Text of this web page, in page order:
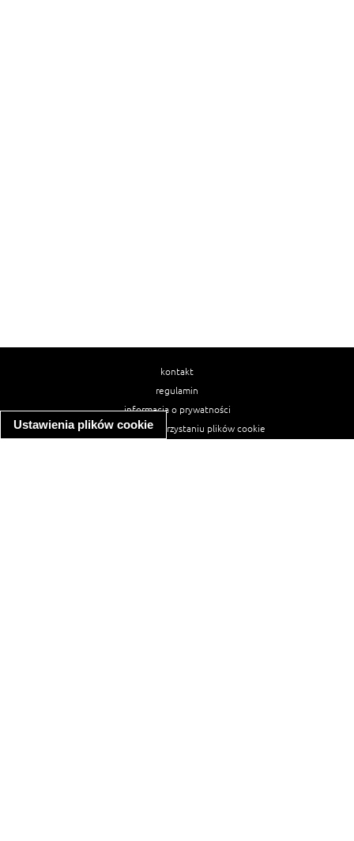
Ustawienia plików cookie
kontakt
regulamin
informacja o prywatności
informacja o wykorzystaniu plików cookie